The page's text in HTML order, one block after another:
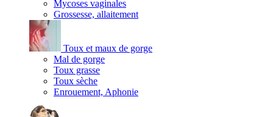
Mycoses vaginales
Grossesse, allaitement
Toux et maux de gorge
Mal de gorge
Toux grasse
Toux sèche
Enrouement, Aphonie